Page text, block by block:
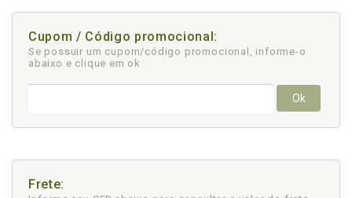
Cupom / Código promocional:
Se possuir um cupom/código promocional, informe-o
abaixo e clique em ok
Ok
Frete: